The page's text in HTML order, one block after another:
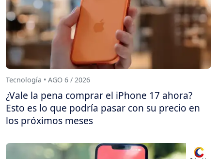
Tecnología • AGO 6 / 2026
¿Vale la pena comprar el iPhone 17 ahora?
Esto es lo que podría pasar con su precio en
los próximos meses